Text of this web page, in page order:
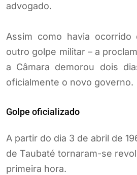
advogado.
Assim como havia ocorrido
outro golpe militar – a
a Câmara demorou dois
oficialmente o novo governo.
Golpe oficializado
A partir do dia 3 de abril de
de Taubaté tornaram-se
primeira hora.